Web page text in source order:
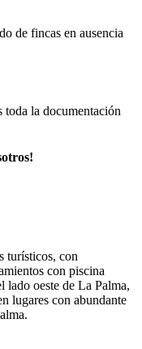
de fincas en ausencia
toda la documentación
turísticos, con
con piscina
lado oeste de La Palma,
lugares con abundante